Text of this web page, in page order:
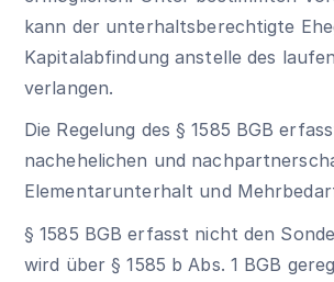
kann der unterhaltsberechtigte
Kapitalabfindung anstelle des
verlangen.
Die Regelung des§ 1585 BGB
nachehelichen und
Elementarunterhalt und
§ 1585 BGB erfasst nicht den
wird über§ 1585 b Abs. 1 BGB